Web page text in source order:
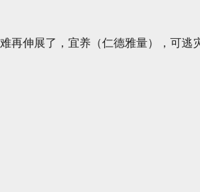
再伸展了，宜养（仁德雅量），可逃